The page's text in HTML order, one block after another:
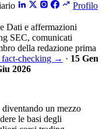
Profilo
Dati e affermazioni
SEC, comunicati
della redazione prima
checking → · 15 Gen
2026
diventando un mezzo
le basi degli